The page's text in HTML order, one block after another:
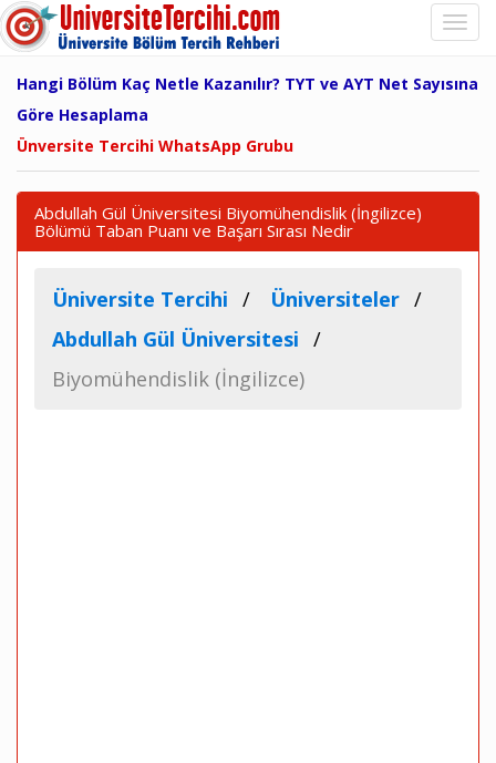
Hangi Bölüm Kaç Netle Kazanılır? TYT ve AYT Net Sayısına
Göre Hesaplama
Ünversite Tercihi WhatsApp Grubu
Abdullah Gül Üniversitesi Biyomühendislik (İngilizce)
Bölümü Taban Puanı ve Başarı Sırası Nedir
Üniversite Tercihi
Üniversiteler
Abdullah Gül Üniversitesi
Biyomühendislik (İngilizce)